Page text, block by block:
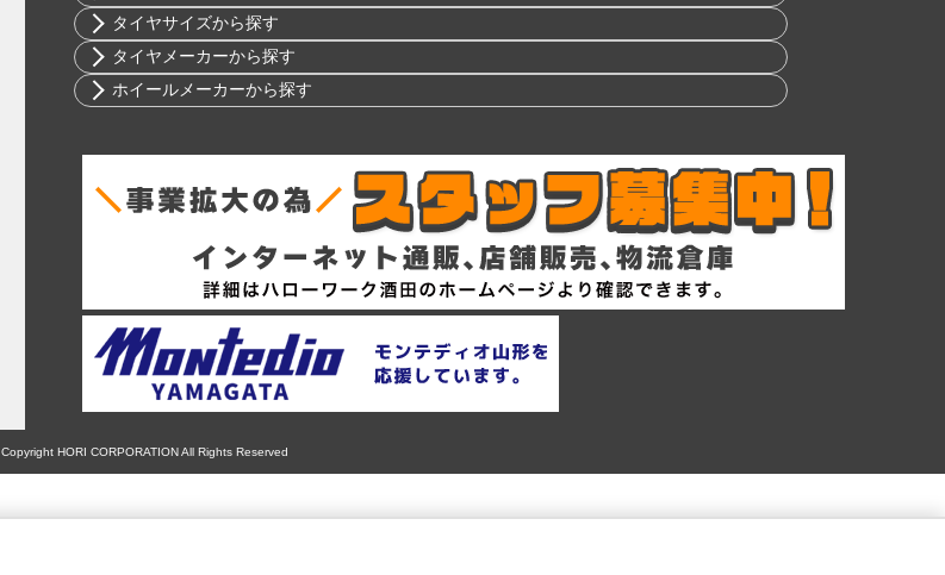
トヨタ
ニッサン
ホンダ
マツダ
ミツビシ
スズキ
アルファロメオ
アウディ
BMW
フィアット
ジャガー
タイヤサイズから探す
10インチ
12インチ
14インチ
15インチ
16インチ
19インチ
20インチ
21インチ
23インチ
タイヤメーカーから探す
ブリヂストン
ヨコハマ
ダンロップ
ピレリ
コンチネンタル
グッドイヤー
トーヨー
ファルケン
ハンコック
クムホ
マキシス
ホイールメーカーから探す
AKUT
Advanti Racing
APIO
ABE SHOKAI
American Racing
IMPUL
Balken
weds
SSR
Copyright HORI CORPORATION All Rights Reserved